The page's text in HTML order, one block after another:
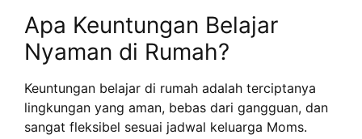
Apa Keuntungan Belajar
Nyaman di Rumah?
Keuntungan belajar di rumah adalah terciptanya
lingkungan yang aman, bebas dari gangguan, dan
sangat fleksibel sesuai jadwal keluarga Moms.